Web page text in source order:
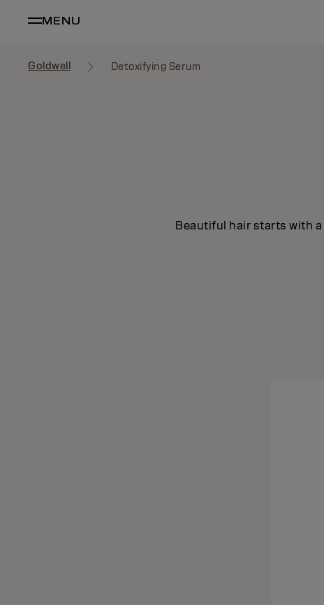
MENU
Goldwell Detoxifying Serum
Beautiful hair starts with